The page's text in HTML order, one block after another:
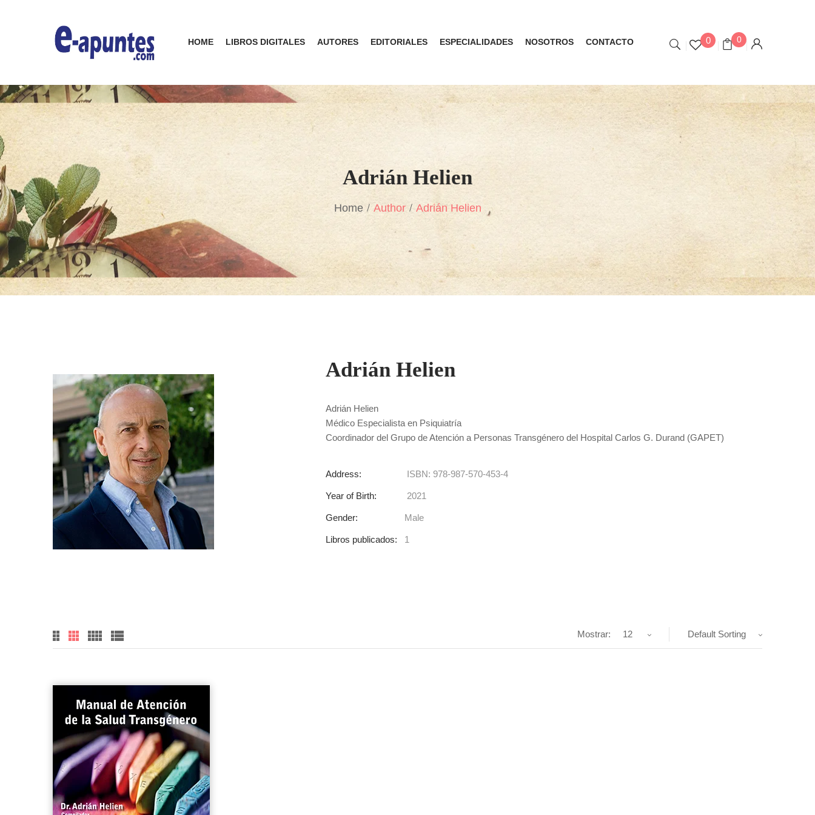
HOME LIBROS DIGITALES AUTORES EDITORIALES ESPECIALIDADES NOSOTROS CONTACTO 0 0
Adrián Helien
Home Author Adrián Helien
Adrián Helien
Adrián Helien
Médico Especialista en Psiquiatría
Coordinador del Grupo de Atención a Personas Transgénero del Hospital Carlos G. Durand (GAPET)
Address: ISBN: 978-987-570-453-4
Year of Birth: 2021
Gender: Male
Libros publicados: 1
Default Sorting
Mostrar: 12